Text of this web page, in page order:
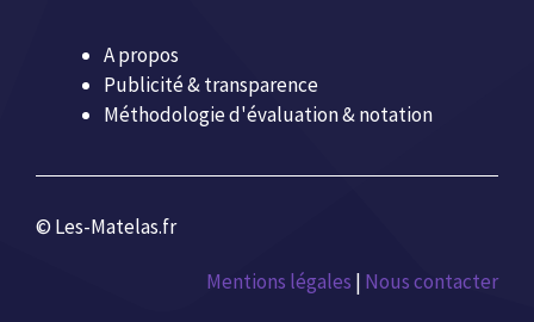
A propos
Publicité & transparence
Méthodologie d'évaluation & notation
© Les-Matelas.fr
Mentions légales | Nous contacter